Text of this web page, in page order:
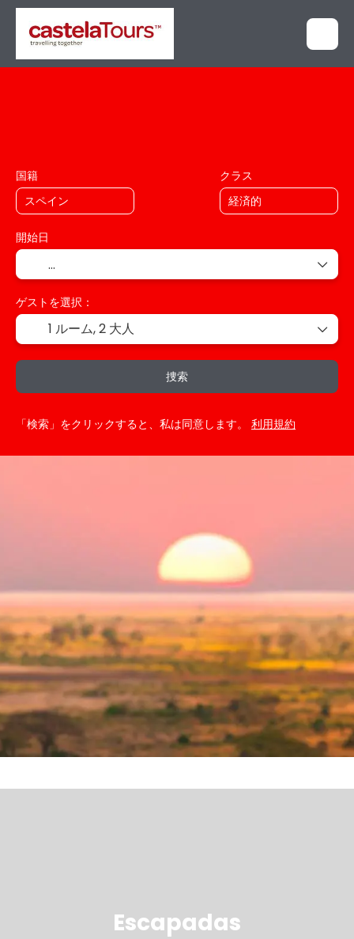
国籍 クラス
開始日
ゲストを選択：
1 ルーム,2 大人
捜索
「検索」をクリックすると、私は同意します。 利用規約
Escapadas